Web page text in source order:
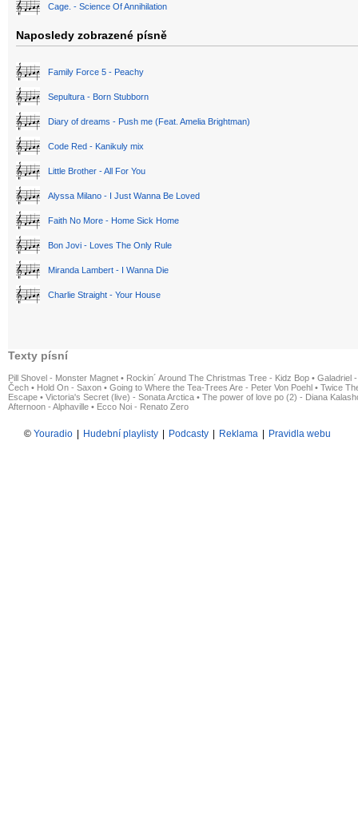
Cage. - Science Of Annihilation
Naposledy zobrazené písně
Family Force 5 - Peachy
Sepultura - Born Stubborn
Diary of dreams - Push me (Feat. Amelia Brightman)
Code Red - Kanikuly mix
Little Brother - All For You
Alyssa Milano - I Just Wanna Be Loved
Faith No More - Home Sick Home
Bon Jovi - Loves The Only Rule
Miranda Lambert - I Wanna Die
Charlie Straight - Your House
Texty písní
Pill Shovel - Monster Magnet • Rockin´ Around The Christmas Tree - Kidz Bop • Galadriel
Čech • Hold On - Saxon • Going to Where the Tea-Trees Are - Peter Von Poehl • Twice
Escape • Victoria's Secret (live) - Sonata Arctica • The power of love po (2) - Diana
Afternoon - Alphaville • Ecco Noi - Renato Zero
© Youradio Hudební playlisty Podcasty Reklama Pravidla webu